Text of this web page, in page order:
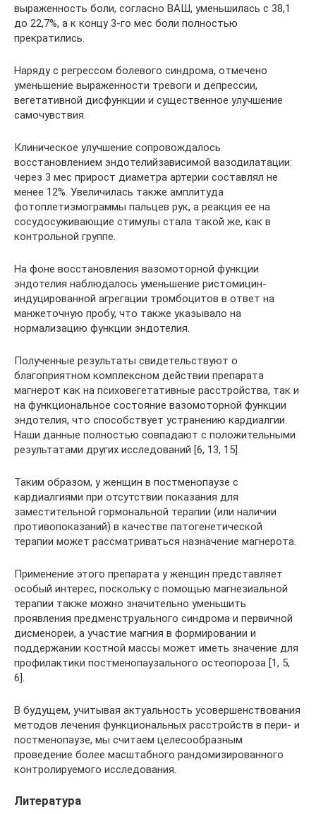
выраженность боли, согласно ВАШ, уменьшилась с 38,1
до 22,7%, а к концу 3-го мес боли полностью
прекратились.
Наряду с регрессом болевого синдрома, отмечено
уменьшение выраженности тревоги и депрессии,
вегетативной дисфункции и существенное улучшение
самочувствия.
Клиническое улучшение сопровождалось
восстановлением эндотелийзависимой вазодилатации:
через 3 мес прирост диаметра артерии составлял не
менее 12%. Увеличилась также амплитуда
фотоплетизмограммы пальцев рук, а реакция ее на
сосудосуживающие стимулы стала такой же, как в
контрольной группе.
На фоне восстановления вазомоторной функции
эндотелия наблюдалось уменьшение ристомицин-
индуцированной агрегации тромбоцитов в ответ на
манжеточную пробу, что также указывало на
нормализацию функции эндотелия.
Полученные результаты свидетельствуют о
благоприятном комплексном действии препарата
магнерот как на психовегетативные расстройства, так и
на функциональное состояние вазомоторной функции
эндотелия, что способствует устранению кардиалгии.
Наши данные полностью совпадают с положительными
результатами других исследований [6, 13, 15].
Таким образом, у женщин в постменопаузе с
кардиалгиями при отсутствии показания для
заместительной гормональной терапии (или наличии
противопоказаний) в качестве патогенетической
терапии может рассматриваться назначение магнерота.
Применение этого препарата у женщин представляет
особый интерес, поскольку с помощью магнезиальной
терапии также можно значительно уменьшить
проявления предменструального синдрома и первичной
дисменореи, а участие магния в формировании и
поддержании костной массы может иметь значение для
профилактики постменопаузального остеопороза [1, 5,
6].
В будущем, учитывая актуальность усовершенствования
методов лечения функциональных расстройств в пери- и
постменопаузе, мы считаем целесообразным
проведение более масштабного рандомизированного
контролируемого исследования.
Литература